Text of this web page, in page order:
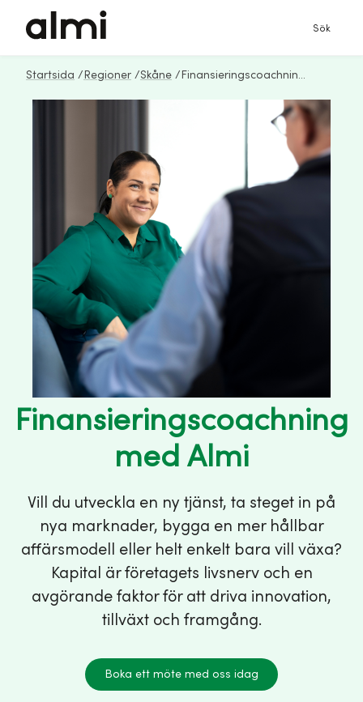
Sök
Startsida / Regioner /Skåne / Finansieringscoachning med Almi Skåne
Finansieringscoachning
med Almi
Vill du utveckla en ny tjänst, ta steget in på
nya marknader, bygga en mer hållbar
affärsmodell eller helt enkelt bara vill växa?
Kapital är företagets livsnerv och en
avgörande faktor för att driva innovation,
tillväxt och framgång.
Boka ett möte med oss idag